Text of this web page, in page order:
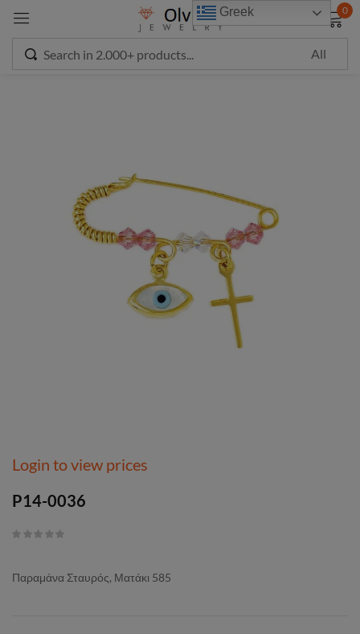
0
Login to view prices
P14-0036
Παραμάνα Σταυρός, Ματάκι 585
Greek
Sign in
Remember me
LOG IN
CREATE AN ACCOUNT
modal-check